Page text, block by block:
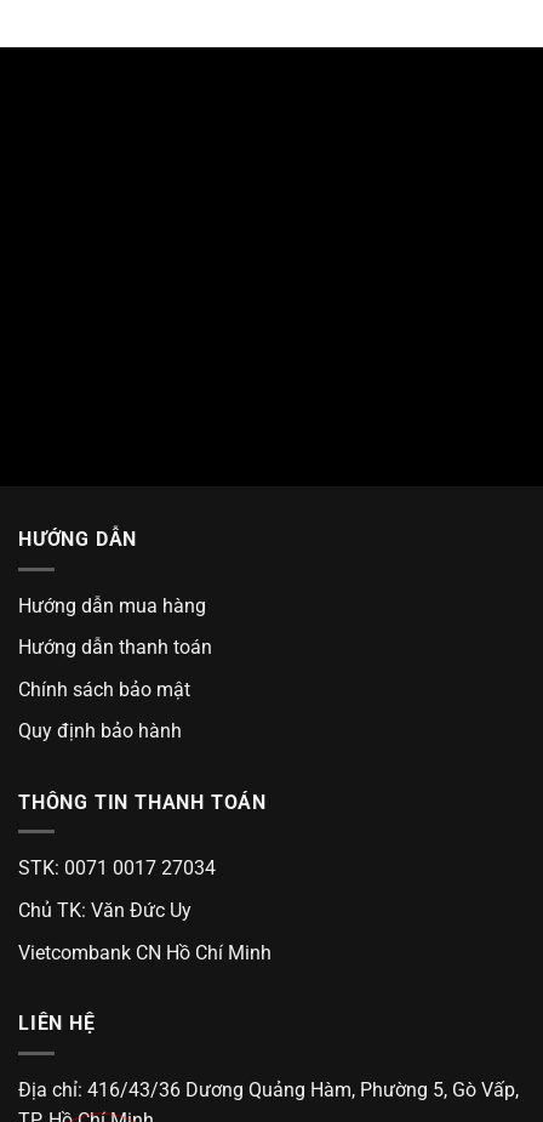
HƯỚNG DẪN
Hướng dẫn mua hàng
Hướng dẫn thanh toán
Chính sách bảo mật
Quy định bảo hành
THÔNG TIN THANH TOÁN
STK: 0071 0017 27034
Chủ TK: Văn Đức Uy
Vietcombank CN Hồ Chí Minh
LIÊN HỆ
Địa chỉ: 416/43/36 Dương Quảng Hàm, Phường 5, Gò Vấp,